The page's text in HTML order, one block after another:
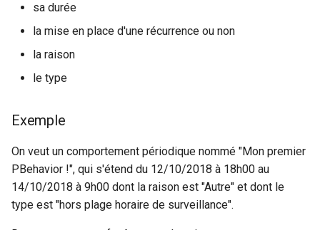
sa durée
la mise en place d'une récurrence ou non
la raison
le type
Exemple
On veut un comportement périodique nommé "Mon premier
PBehavior !", qui s'étend du 12/10/2018 à 18h00 au
14/10/2018 à 9h00 dont la raison est "Autre" et dont le
type est "hors plage horaire de surveillance".